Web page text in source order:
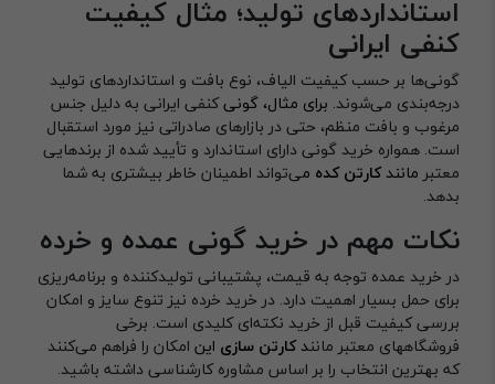
استانداردهای تولید؛ مثال کیفیت
کنفی ایرانی
گونی‌ها بر حسب کیفیت الیاف، نوع بافت و استانداردهای تولید
درجه‌بندی می‌شوند. برای مثال، گونیکنفی ایرانی به دلیل جنس
مرغوب و بافت منظم، حتی در بازارهای صادراتی نیز مورد استقبال
است. همواره خرید گونی دارای استاندارد و تأیید شده از برندهایی
معتبر مانند کارتن کده می‌تواند اطمینان خاطر بیشتری به شما
بدهد.
نکات مهم در خرید گونی عمده و خرده
در خرید عمده توجه به قیمت، پشتیبانی تولیدکننده و برنامه‌ریزی
برای حمل بسیار اهمیت دارد. در خرید خرده نیز تنوع سایز و امکان
بررسی کیفیت قبل از خرید نکته‌ای کلیدی است. برخی
فروشگاههای معتبر مانند کارتن سازی این امکان را فراهم می‌کنند
که بهترین انتخاب را بر اساس مشاوره کارشناسی داشته باشید.